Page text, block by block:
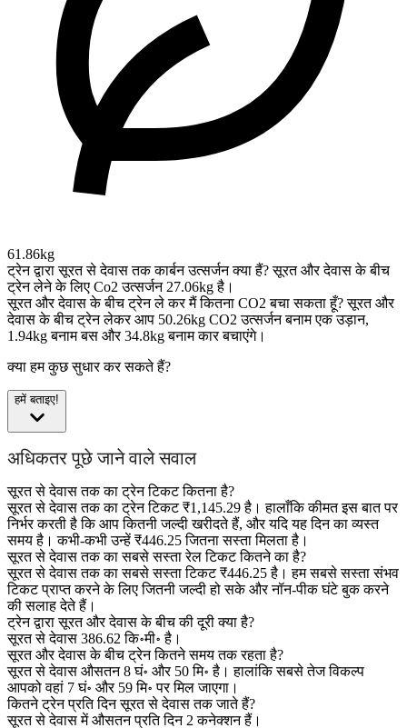
61.86kg
ट्रेन द्वारा सूरत से देवास तक कार्बन उत्सर्जन क्या हैं? सूरत और देवास के बीच
ट्रेन लेने के लिए Co2 उत्सर्जन 27.06kg है।
सूरत और देवास के बीच ट्रेन ले कर मैं कितना CO2 बचा सकता हूँ? सूरत और
देवास के बीच ट्रेन लेकर आप 50.26kg CO2 उत्सर्जन बनाम एक उड़ान,
1.94kg बनाम बस और 34.8kg बनाम कार बचाएंगे।
क्या हम कुछ सुधार कर सकते हैं?
हमें बताइए!
अधिकतर पूछे जाने वाले सवाल
सूरत से देवास तक का ट्रेन टिकट कितना है?
सूरत से देवास तक का ट्रेन टिकट ₹1,145.29 है। हालाँकि कीमत इस बात पर
निर्भर करती है कि आप कितनी जल्दी खरीदते हैं, और यदि यह दिन का व्यस्त
समय है। कभी-कभी उन्हें ₹446.25 जितना सस्ता मिलता है।
सूरत से देवास तक का सबसे सस्ता रेल टिकट कितने का है?
सूरत से देवास तक का सबसे सस्ता टिकट ₹446.25 है। हम सबसे सस्ता संभव
टिकट प्राप्त करने के लिए जितनी जल्दी हो सके और नॉन-पीक घंटे बुक करने
की सलाह देते हैं।
ट्रेन द्वारा सूरत और देवास के बीच की दूरी क्या है?
सूरत से देवास 386.62 कि॰मी॰ है।
सूरत और देवास के बीच ट्रेन कितने समय तक रहता है?
सूरत से देवास औसतन 8 घं॰ और 50 मि॰ है। हालांकि सबसे तेज विकल्प
आपको वहां 7 घं॰ और 59 मि॰ पर मिल जाएगा।
कितने ट्रेन प्रति दिन सूरत से देवास तक जाते हैं?
सूरत से देवास में औसतन प्रति दिन 2 कनेक्शन हैं।